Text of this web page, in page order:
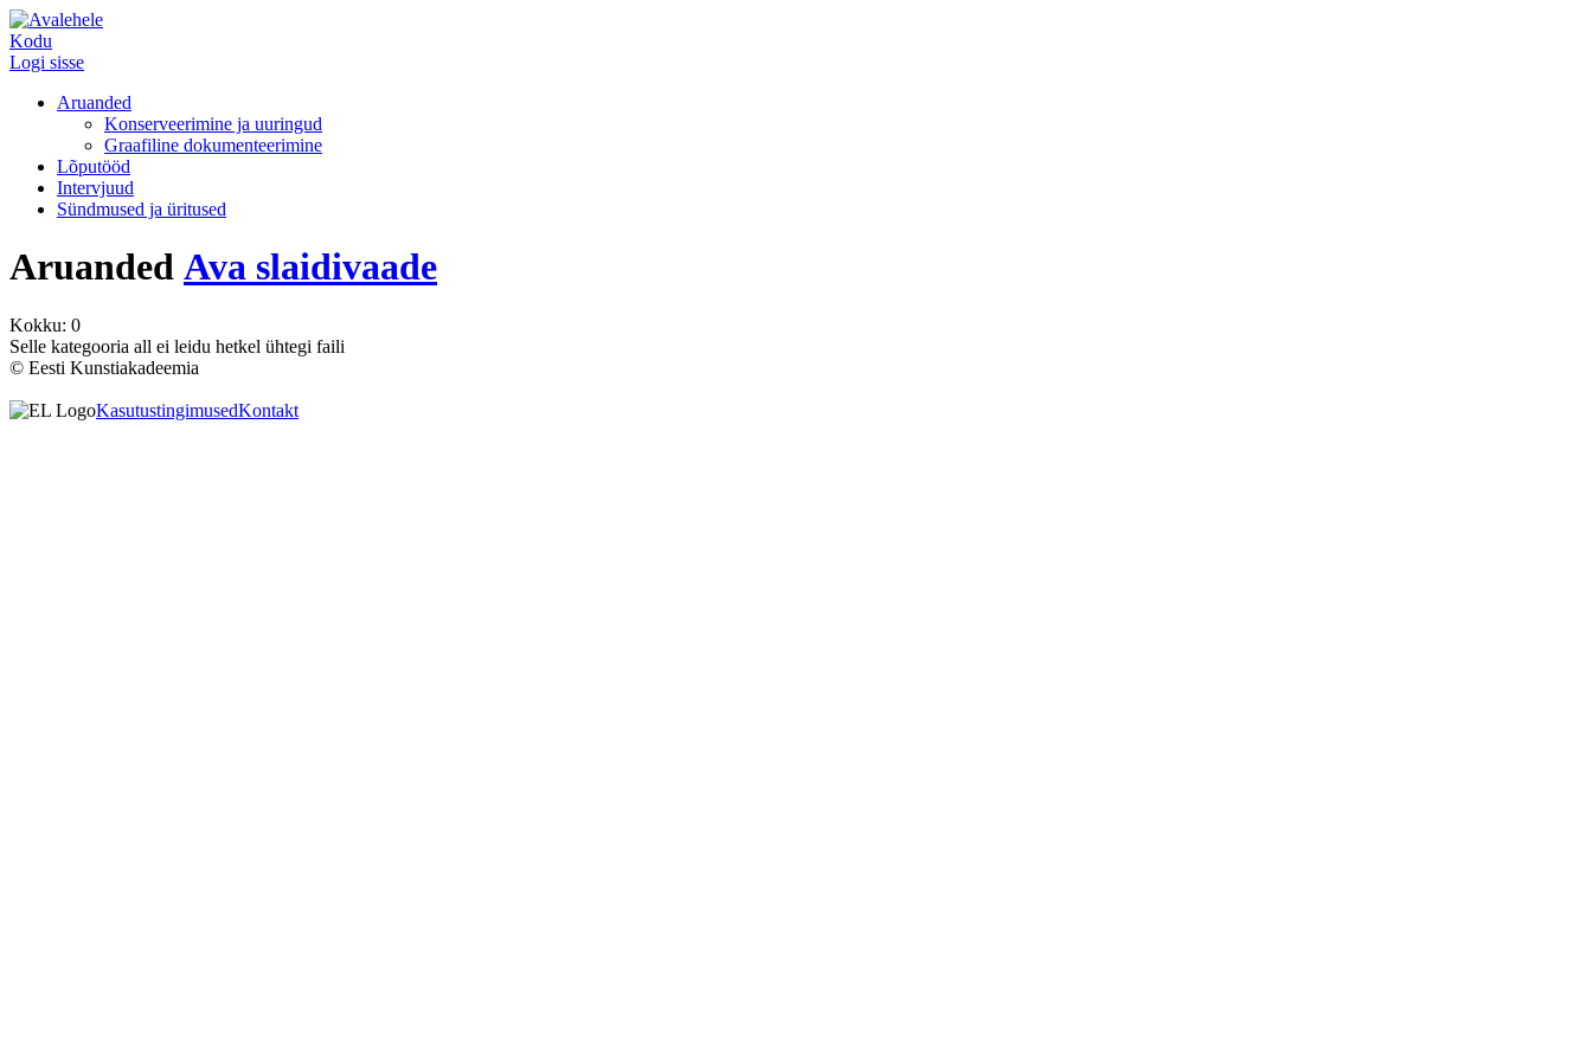
Kodu
Logi sisse
Aruanded
Konserveerimine ja uuringud
Graafiline dokumenteerimine
Lõputööd
Intervjuud
Sündmused ja üritused
Aruanded Ava slaidivaade
Kokku: 0
Selle kategooria all ei leidu hetkel ühtegi faili
© Eesti Kunstiakadeemia
KasutustingimusedKontakt